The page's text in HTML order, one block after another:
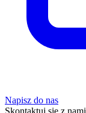
Napisz do nas